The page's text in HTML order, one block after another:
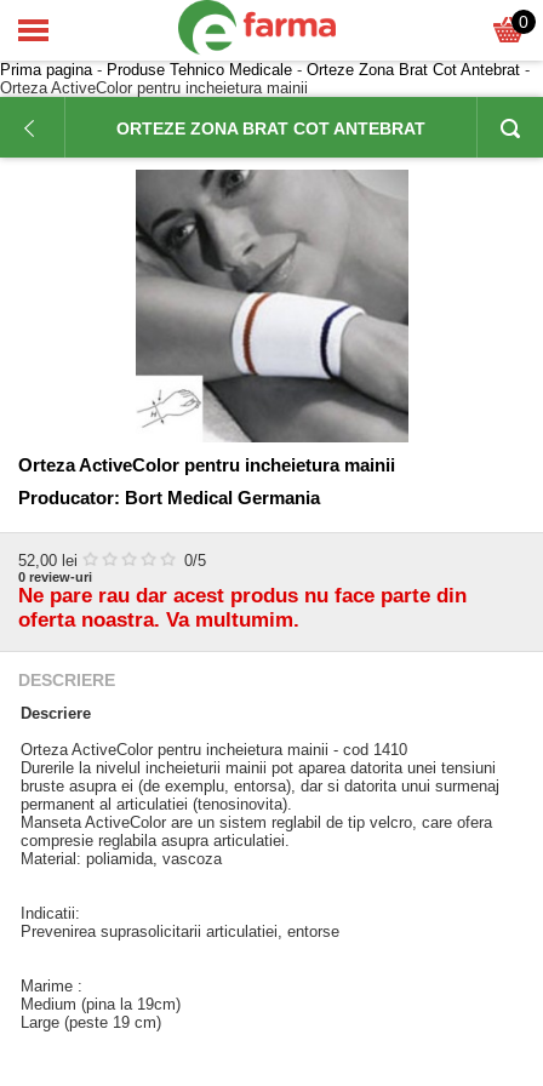
0
Prima pagina- Produse Tehnico Medicale - Orteze Zona Brat Cot Antebrat -
Orteza ActiveColor pentru incheietura mainii
ORTEZE ZONA BRAT COT ANTEBRAT
Orteza ActiveColor pentru incheietura mainii
Producator: Bort Medical Germania
52,00 lei 0/5
0 review-uri
Ne pare rau dar acest produs nu face parte din
oferta noastra. Va multumim.
DESCRIERE
Descriere
Orteza ActiveColor pentru incheietura mainii - cod 1410
Durerile la nivelul incheieturii mainii pot aparea datorita unei tensiuni
bruste asupra ei (de exemplu, entorsa), dar si datorita unui surmenaj
permanent al articulatiei (tenosinovita).
Manseta ActiveColor are un sistem reglabil de tip velcro, care ofera
compresie reglabila asupra articulatiei.
Material: poliamida, vascoza
Indicatii:
Prevenirea suprasolicitarii articulatiei, entorse
Marime :
Medium (pina la 19cm)
Large (peste 19 cm)